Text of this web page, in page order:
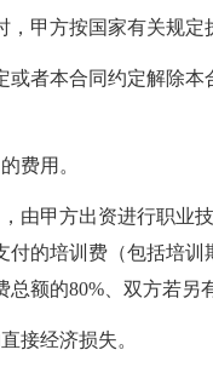
，甲方按国家有关规定
或者本合同约定解除
费用。
由甲方出资进行职业
付的培训费（包括培
总额的80%、双方若
接经济损失。